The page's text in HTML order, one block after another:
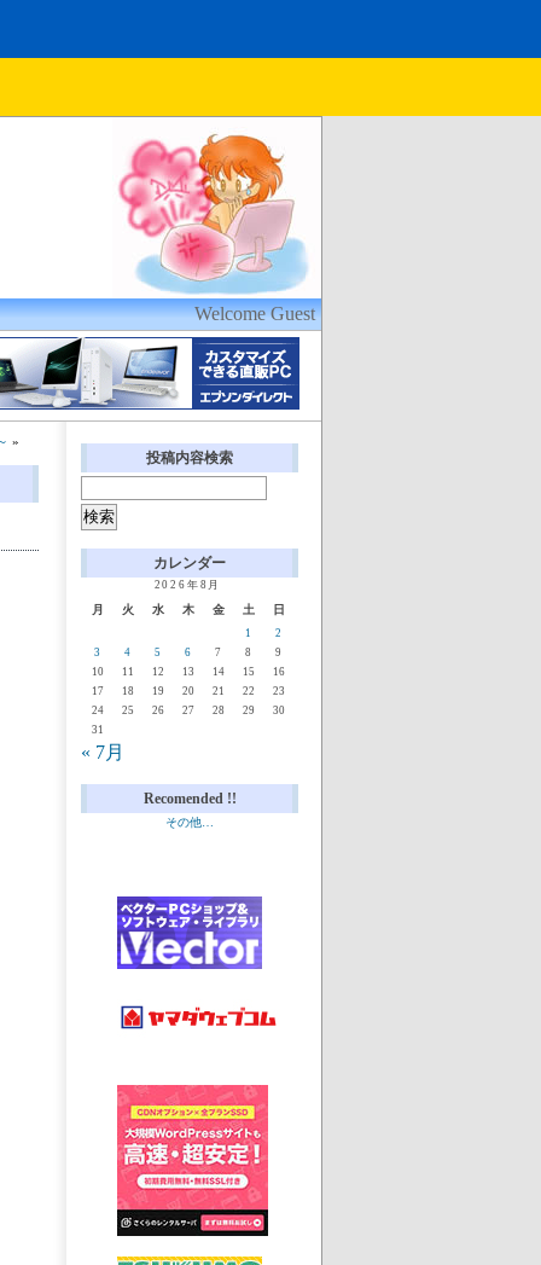
Welcome Guest
»
投稿内容検索
カレンダー
2026年8月
月 火 水 木 金 土 日
1
2
3
4 5 6 7 8
9
10
11 12 13 14 15
16
17
18 19 20 21 22
23
24
25 26 27 28 29
30
31
« 7月
Recomended !!
その他…